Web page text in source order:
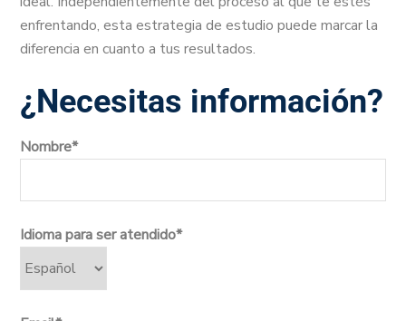
enfrentando, esta estrategia de estudio puede marcar la
diferencia en cuanto a tus resultados.
¿Necesitas información?
Nombre*
Idioma para ser atendido*